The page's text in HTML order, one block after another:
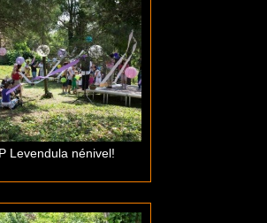
Levendula nénivel!